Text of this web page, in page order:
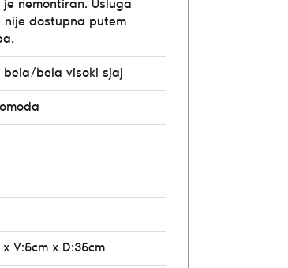
je nemontiran. Usluga
nije dostupna putem
bela/bela visoki sjaj
x V:5cm x D:35cm